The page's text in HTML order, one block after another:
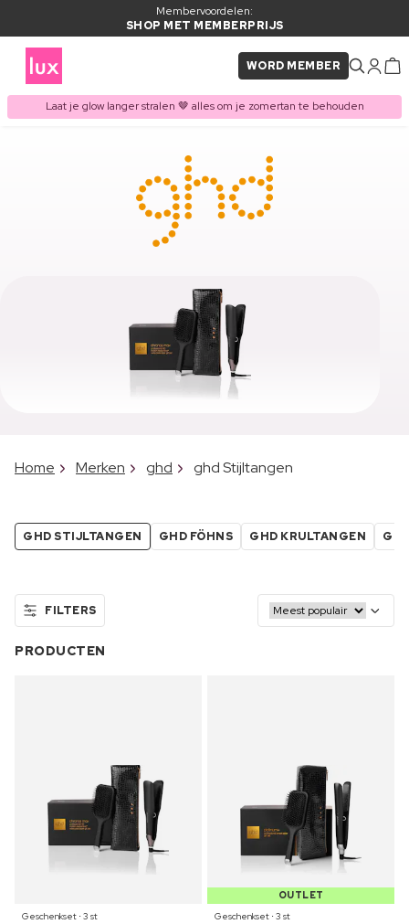
Membervoordelen:
SHOP MET MEMBERPRIJS
WORD MEMBER
Laat je glow langer stralen 🤎 alles om je zomertan te behouden
Home Merken ghd ghd Stijltangen
GHD STIJLTANGEN GHD FÖHNS GHD KRULTANGEN
FILTERS
PRODUCTEN
Geschenkset ⋅ 3 st
OUTLET
Geschenkset ⋅ 3 st